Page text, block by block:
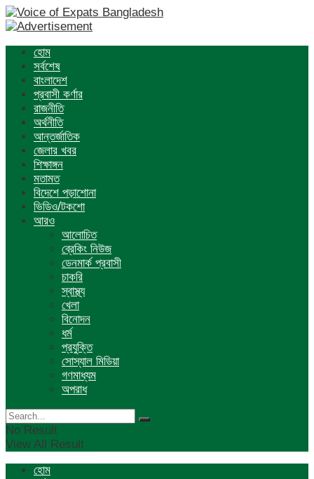
হোম
সর্বশেষ
বাংলাদেশ
প্রবাসী কর্ণার
রাজনীতি
অর্থনীতি
আন্তর্জাতিক
জেলার খবর
শিক্ষাঙ্গন
মতামত
বিদেশে পড়াশোনা
ভিডিও/টকশো
আরও
আলোচিত
ব্রেকিং নিউজ
ডেনমার্ক প্রবাসী
চাকরি
স্বাস্থ্য
খেলা
বিনোদন
ধর্ম
প্রযুক্তি
সোস্যাল মিডিয়া
গণমাধ্যম
অপরাধ
No Result
View All Result
হোম